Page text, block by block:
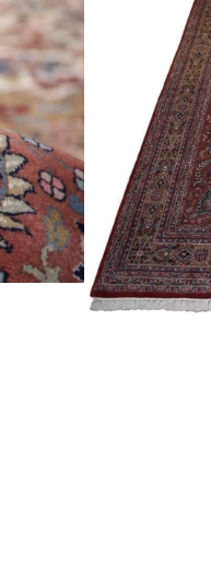
Levertijden:
Het artikel wordt gratis
bestelling binnen4
Retourneren:
Het artikel wordt gratis
u besluit het te
snel mogelijk terug,
Voor meer informatie